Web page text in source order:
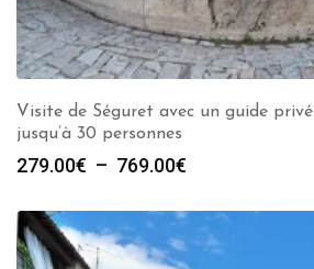
Visite de Séguret avec un guide
jusqu’à 30 personnes
279.00€ – 769.00€
prix :
279.00€